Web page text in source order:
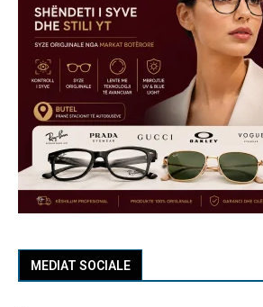
MEDIAT SOCIALE